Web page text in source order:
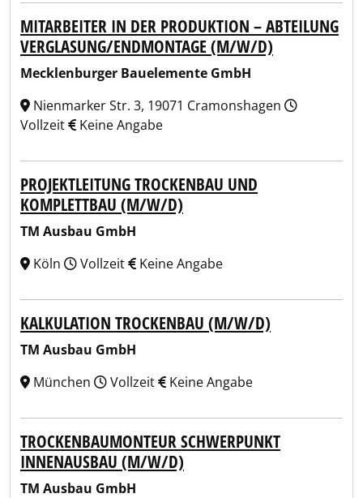
MITARBEITER IN DER PRODUKTION – ABTEILUNG
VERGLASUNG/ENDMONTAGE (M/W/D)
Mecklenburger Bauelemente GmbH
Nienmarker Str. 3, 19071 Cramonshagen
Vollzeit
Keine Angabe
PROJEKTLEITUNG TROCKENBAU UND
KOMPLETTBAU (M/W/D)
TM Ausbau GmbH
Köln
Vollzeit Keine Angabe
KALKULATION TROCKENBAU (M/W/D)
TM Ausbau GmbH
München
Vollzeit Keine Angabe
TROCKENBAUMONTEUR SCHWERPUNKT
INNENAUSBAU (M/W/D)
TM Ausbau GmbH